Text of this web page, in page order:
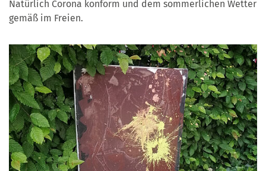
Natürlich Corona konform und dem sommerlichen Wetter
gemäß im Freien.